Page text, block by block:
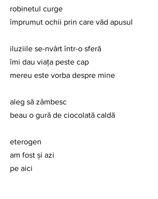
robinetul curge
împrumut ochii prin care văd apusul
iluziile se-nvârt într-o sferă
îmi dau viața peste cap
mereu este vorba despre mine
aleg să zâmbesc
beau o gură de ciocolată caldă
eterogen
am fost și azi
pe aici